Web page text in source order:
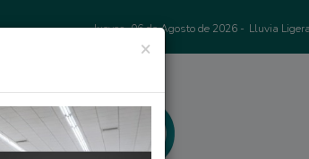
Jueves, 06 de Agosto de 2026 - Lluvia Ligera
×